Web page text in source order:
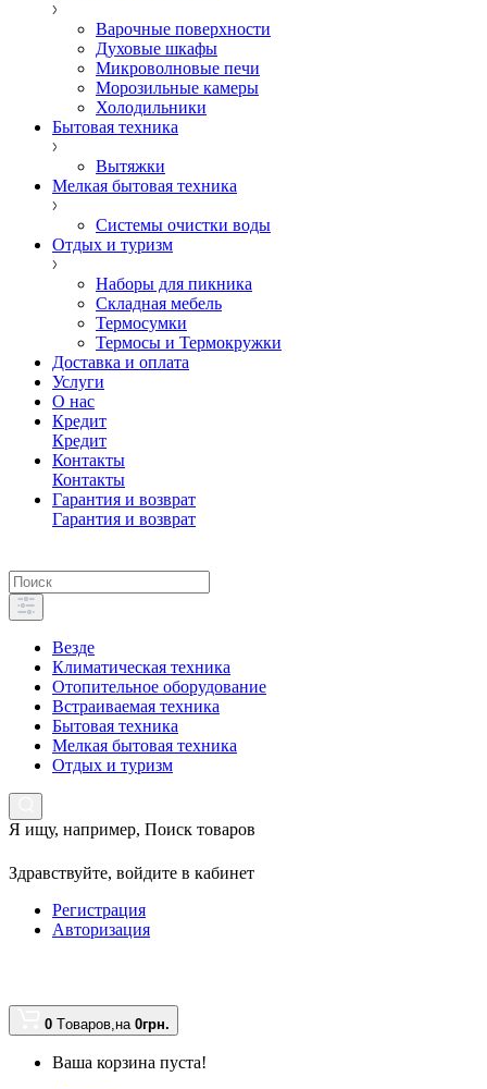
Варочные поверхности
Духовые шкафы
Микроволновые печи
Морозильные камеры
Холодильники
Бытовая техника
Вытяжки
Мелкая бытовая техника
Системы очистки воды
Отдых и туризм
Наборы для пикника
Складная мебель
Термосумки
Термосы и Термокружки
Доставка и оплата
Услуги
О нас
Кредит
Кредит
Контакты
Контакты
Гарантия и возврат
Гарантия и возврат
Везде
Климатическая техника
Отопительное оборудование
Встраиваемая техника
Бытовая техника
Мелкая бытовая техника
Отдых и туризм
Я ищу, например, Поиск товаров
Здравствуйте, войдите в кабинет
Регистрация
Авторизация
0 Tоваров,на 0грн.
Ваша корзина пуста!